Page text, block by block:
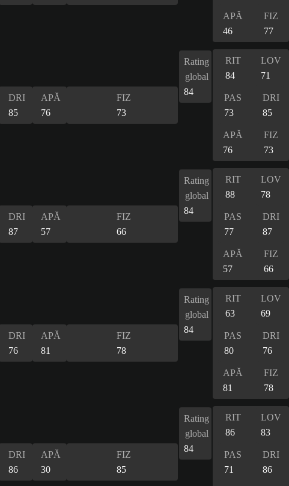
APĂ
46
FIZ
77
DRI
85
APĂ
76
FIZ
73
Rating
global
84
RIT
84
LOV
71
PAS
73
DRI
85
APĂ
76
FIZ
73
DRI
87
APĂ
57
FIZ
66
Rating
global
84
RIT
88
LOV
78
PAS
77
DRI
87
APĂ
57
FIZ
66
DRI
76
APĂ
81
FIZ
78
Rating
global
84
RIT
63
LOV
69
PAS
80
DRI
76
APĂ
81
FIZ
78
DRI
86
APĂ
30
FIZ
85
Rating
global
84
RIT
86
LOV
83
PAS
71
DRI
86